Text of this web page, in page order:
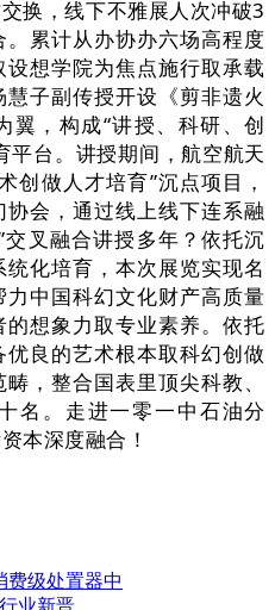
换，线下不雅展人次冲破3
累计从办协办六场高程度
想学院为焦点施行取承载
子副传授开设《剪非遗火
翼，构成“讲授、科研、创
平台。讲授期间，航空航天
创做人才培育”沉点项目，
会，通过线上线下连系融
叉融合讲授多年？依托沉
化培育，本次展览实现名
中国科幻文化财产高质量
想象力取专业素养。依托
良的艺术根本取科幻创做
，整合国表里顶尖科教、
名。走进一零一中石油分
本深度融合！
费级处置器中
业新晋